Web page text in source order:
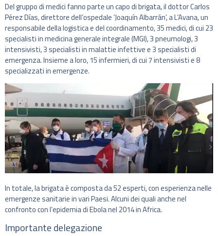
Del gruppo di medici fanno parte un capo di brigata, il dottor Carlos
Pérez Días, direttore dell’ospedale ‘Joaquín Albarrán’, a L’Avana, un
responsabile della logistica e del coordinamento, 35 medici, di cui 23
specialisti in medicina generale integrale (MGI), 3 pneumologi, 3
intensivisti, 3 specialisti in malattie infettive e 3 specialisti di
emergenza. Insieme a loro, 15 infermieri, di cui 7 intensivisti e 8
specializzati in emergenze.
In totale, la brigata è composta da 52 esperti, con esperienza nelle
emergenze sanitarie in vari Paesi. Alcuni dei quali anche nel
confronto con l’epidemia di Ebola nel 2014 in Africa.
Importante delegazione